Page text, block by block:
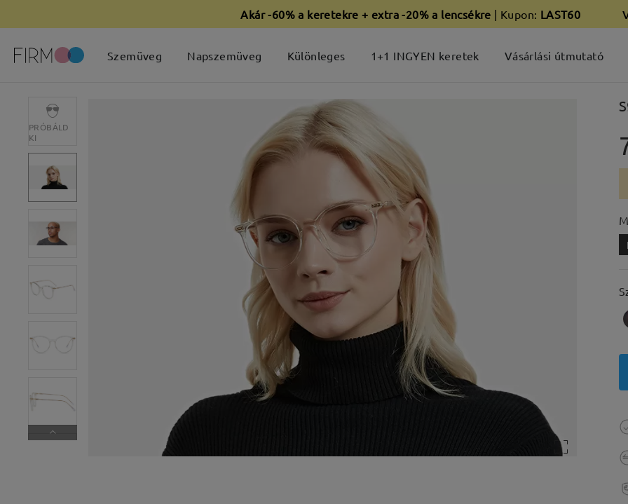
Akár -60% a keretekre + extra -20% a lencsékre | Kupon: LAST60
Szemüveg Napszemüveg Különleges 1+1 INGYEN keretek Vásárlási útmutató
PRÓBÁLD
KI